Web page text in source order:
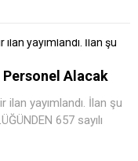
Alacak
ilan yayımlandı. İlan şu
657 sayılı